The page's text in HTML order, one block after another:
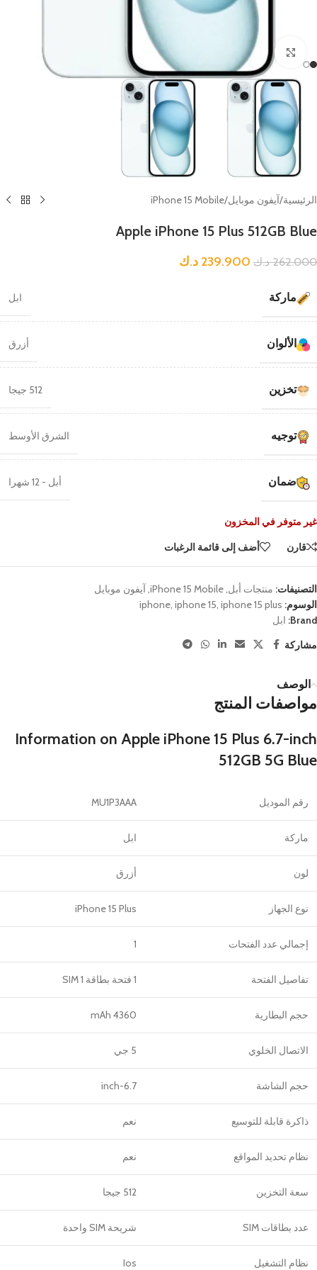
Click to enlarge
الرئيسية/آيفون موبايل/
iPhone 15 Mobile
Apple iPhone 15 Plus 512GB Blue
262.000 د.ك 239.900 د.ك
ماركة ابل
الألوان أزرق
تخزين 512 جيجا
توجيه الشرق الأوسط
ضمان أبل - 12 شهرا
غير متوفر في المخزون
قارن
أضف إلى قائمة الرغبات
التصنيفات: منتجات أبل,
iPhone 15 Mobile
, آيفون موبايل
الوسوم:
iphone, iphone 15, iphone 15 plus
Brand: ابل
مشاركة
الوصف
مواصفات المنتج
Information on Apple iPhone 15 Plus 6.7-inch
512GB 5G Blue
رقم الموديل MU1P3AAA
ماركة ابل
لون أزرق
نوع الجهاز iPhone 15 Plus
إجمالي عدد الفتحات 1
تفاصيل الفتحة 1 فتحة بطاقة SIM 1
حجم البطارية 4360 mAh
الاتصال الخلوي 5 جي
حجم الشاشة 6.7-inch
ذاكرة قابلة للتوسيع نعم
نظام تحديد المواقع نعم
سعة التخزين 512 جيجا
عدد بطاقات SIM شريحة SIM واحدة
نظام التشغيل Ios